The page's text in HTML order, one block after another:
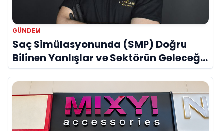
GÜNDEM
Saç Simülasyonunda (SMP) Doğru
Bilinen Yanlışlar ve Sektörün Geleceği:
Onur Akdeniz ile Özel Röportaj